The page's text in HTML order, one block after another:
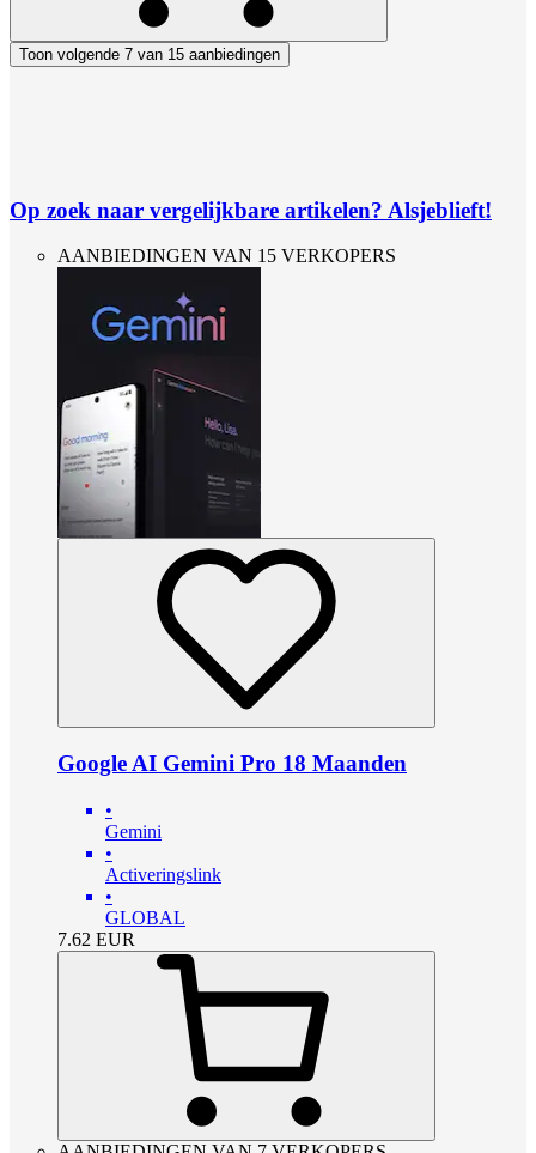
Toon volgende 7 van 15 aanbiedingen
Op zoek naar vergelijkbare artikelen? Alsjeblieft!
AANBIEDINGEN VAN 15 VERKOPERS
Google AI Gemini Pro 18 Maanden
•
Gemini
•
Activeringslink
•
GLOBAL
7.62 EUR